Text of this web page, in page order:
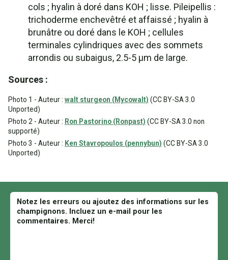
cols ; hyalin à doré dans KOH ; lisse. Pileipellis :
trichoderme enchevêtré et affaissé ; hyalin à
brunâtre ou doré dans le KOH ; cellules
terminales cylindriques avec des sommets
arrondis ou subaigus, 2.5-5 µm de large.
Sources :
Photo 1 - Auteur : walt sturgeon (Mycowalt) (CC BY-SA 3.0
Unported)
Photo 2 - Auteur : Ron Pastorino (Ronpast) (CC BY-SA 3.0 non
supporté)
Photo 3 - Auteur : Ken Stavropoulos (pennybun) (CC BY-SA 3.0
Unported)